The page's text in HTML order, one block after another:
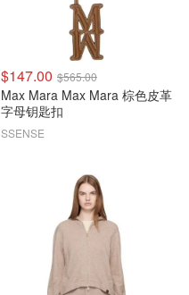
$147.00 $565.00
Max Mara Max Mara 棕色皮革
字母钥匙扣
SSENSE